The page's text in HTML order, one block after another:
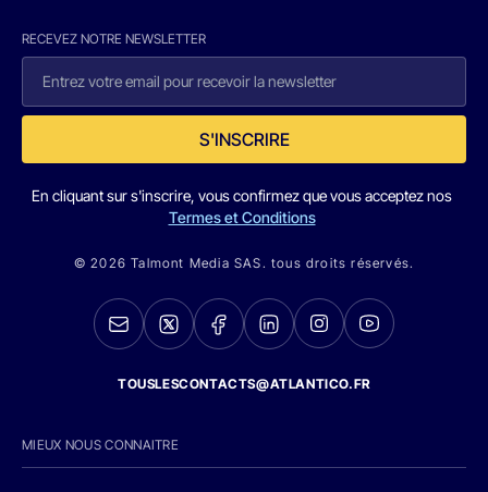
RECEVEZ NOTRE NEWSLETTER
S'INSCRIRE
En cliquant sur s'inscrire, vous confirmez que vous acceptez nos
Termes et Conditions
© 2026 Talmont Media SAS. tous droits réservés.
TOUSLESCONTACTS@ATLANTICO.FR
MIEUX NOUS CONNAITRE